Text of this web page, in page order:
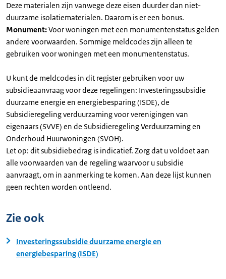
Deze materialen zijn vanwege deze eisen duurder dan niet-
duurzame isolatiematerialen. Daarom is er een bonus.
Monument:Voor woningen met een monumentenstatus gelden
andere voorwaarden. Sommige meldcodes zijn alleen te
gebruiken voor woningen met een monumentenstatus.
U kunt de meldcodes in dit register gebruiken voor uw
subsidieaanvraag voor deze regelingen: Investeringssubsidie
duurzame energie en energiebesparing (ISDE), de
Subsidieregeling verduurzaming voor verenigingen van
eigenaars (SVVE) en de Subsidieregeling Verduurzaming en
Onderhoud Huurwoningen (SVOH).
Let op: dit subsidiebedrag is indicatief. Zorg dat u voldoet aan
alle voorwaarden van de regeling waarvoor u subsidie
aanvraagt, om in aanmerking te komen. Aan deze lijst kunnen
geen rechten worden ontleend.
Zie ook
Investeringssubsidie duurzame energie en
energiebesparing (ISDE)